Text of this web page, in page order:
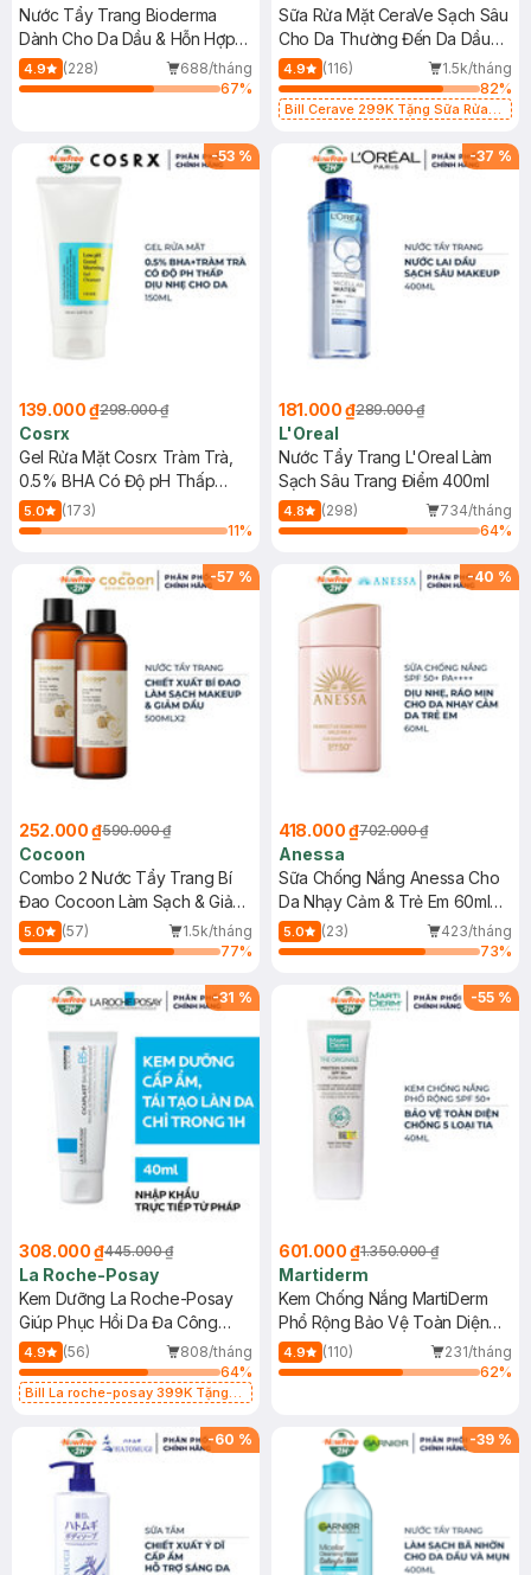
Nước Tẩy Trang Bioderma
Dành Cho Da Dầu & Hỗn Hợp
500ml
4.9 (228)
688/tháng
67%
Sữa Rửa Mặt CeraVe Sạch Sâu
Cho Da Thường Đến Da Dầu
473ml
4.9 (116)
1.5k/tháng
82%
Bill Cerave 299K Tặng Sữa Rửa
-53 %
139.000 ₫298.000 ₫
Cosrx
Gel Rửa Mặt Cosrx Tràm Trà,
0.5% BHA Có Độ pH Thấp
150ml
5.0
(173)
11%
-37 %
181.000 ₫289.000 ₫
L'Oreal
Nước Tẩy Trang L'Oreal Làm
Sạch Sâu Trang Điểm 400ml
4.8 (298)
734/tháng
64%
-57 %
252.000 ₫590.000 ₫
Cocoon
Combo 2 Nước Tẩy Trang Bí
Đao Cocoon Làm Sạch & Giảm
Dầu 500ml
5.0 (57)
1.5k/tháng
77%
-40 %
418.000 ₫702.000 ₫
Anessa
Sữa Chống Nắng Anessa Cho
Da Nhạy Cảm & Trẻ Em 60ml
(Mới)
5.0 (23)
423/tháng
73%
-31 %
308.000 ₫445.000 ₫
La Roche-Posay
Kem Dưỡng La Roche-Posay
Giúp Phục Hồi Da Đa Công
Dụng 40ml
4.9 (56)
808/tháng
64%
Bill La roche-posay 399K Tặng
(SL có hạn)
-55 %
601.000 ₫1.350.000 ₫
Martiderm
Kem Chống Nắng MartiDerm
Phổ Rộng Bảo Vệ Toàn Diện
40ml
4.9 (110)
231/tháng
62%
-60 % -39 %